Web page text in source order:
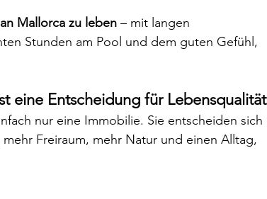
Mallorca zu leben – mit langen
Stunden am Pool und dem guten Gefühl,
eine Entscheidung für Lebensqualität
nur eine Immobilie. Sie entscheiden sich
Freiraum, mehr Natur und einen Alltag,